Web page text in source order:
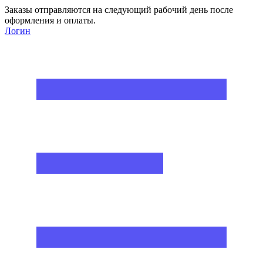
Заказы отправляются на следующий рабочий день после
оформления и оплаты.
Логин